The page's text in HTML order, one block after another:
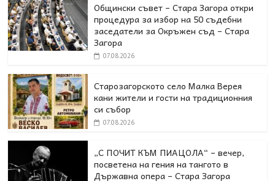
Общински съвет – Стара Загора откри
процедура за избор на 50 съдебни
заседатели за Окръжен съд – Стара
Загора
07.08.2026
Старозагорското село Малка Верея
кани жители и гости на традиционния
си събор
07.08.2026
„С ПОЧИТ КЪМ ПИАЦОЛА“ – вечер,
посветена на гения на тангото в
Държавна опера – Стара Загора